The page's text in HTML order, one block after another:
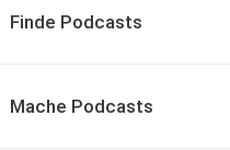
Finde Podcasts
Mache Podcasts